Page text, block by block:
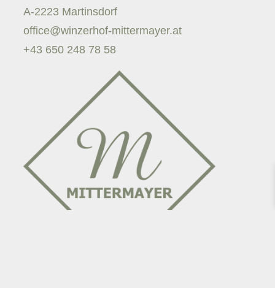
A-2223 Martinsdorf
office@winzerhof-mittermayer.at
+43 650 248 78 58